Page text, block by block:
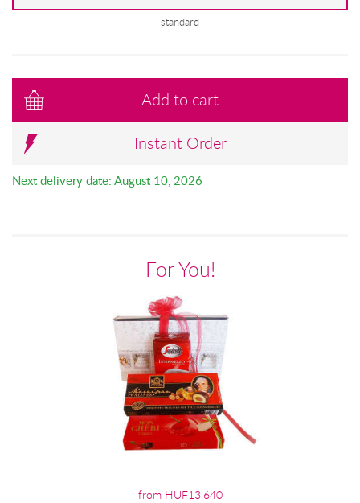
standard
Add to cart
Instant Order
Next delivery date: August 10, 2026
For You!
from HUF13,640